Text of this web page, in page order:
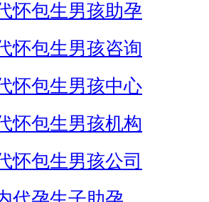
怀包生男孩助孕
怀包生男孩咨询
怀包生男孩中心
怀包生男孩机构
怀包生男孩公司